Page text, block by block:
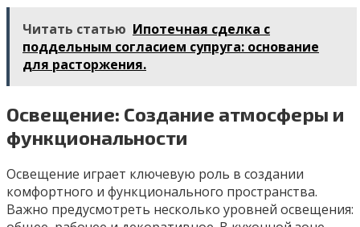
Читать статью Ипотечная сделка с
поддельным согласием супруга: основание
для расторжения.
Освещение: Создание атмосферы и
функциональности
Освещение играет ключевую роль в создании
комфортного и функционального пространства.
Важно предусмотреть несколько уровней освещения: